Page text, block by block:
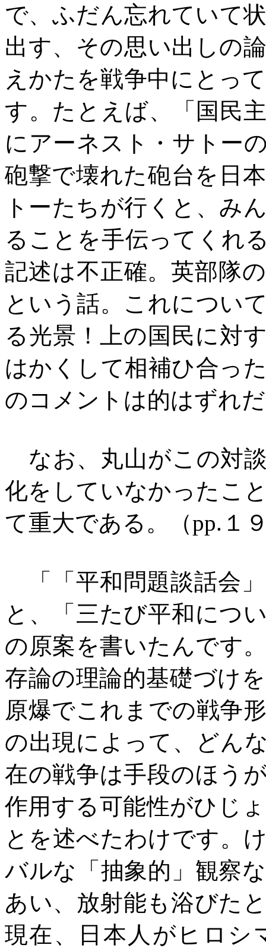
で、ふだん忘れていて
出す、その思い出しの
えかたを戦争中にとっ
す。たとえば、「国民
にアーネスト・サトー
砲撃で壊れた砲台を日
トーたちが行くと、み
ることを手伝ってくれ
記述は不正確。英部隊
という話。これについ
る光景！上の国民に対
はかくして相補ひ合っ
のコメントは的はずれ
なお、丸山がこの対
化をしていなかったこ
て重大である。（pp. １
「「平和問題談話会
と、「三たび平和につ
の原案を書いたんです
存論の理論的基礎づけ
原爆でこれまでの戦争
の出現によって、どん
在の戦争は手段のほう
作用する可能性がひじ
とを述べたわけです。
バルな「抽象的」観察
あい、放射能も浴びた
現在、日本人がヒロシ